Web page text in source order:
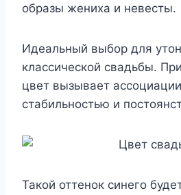
образы жениха и невесты.
Идеальный выбор для
классической свадьбы.
цвет вызывает
стабильностью и
Такой оттенок синего